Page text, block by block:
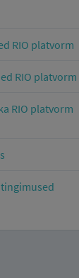
RIO platvorm
RIO platvorm
RIO platvorm